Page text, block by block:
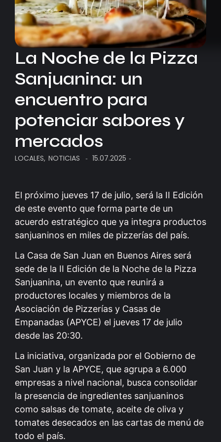
La Noche de la Pizza
Sanjuanina: un
encuentro para
potenciar sabores y
mercados
LOCALES, NOTICIAS - 15.07.2025 -
El próximo jueves 17 de julio, será la II Edición
de este evento que forma parte de un
acuerdo estratégico que ya integra productos
sanjuaninos en miles de pizzerías del país.
La Casa de San Juan en Buenos Aires será
sede de la II Edición de la Noche de la Pizza
Sanjuanina, un evento que reunirá a
productores locales y miembros de la
Asociación de Pizzerías y Casas de
Empanadas (APYCE) el jueves 17 de julio
desde las 20:30.
La iniciativa, organizada por el Gobierno de
San Juan y la APYCE, que agrupa a 6.000
empresas a nivel nacional, busca consolidar
la presencia de ingredientes sanjuaninos
como salsas de tomate, aceite de oliva y
tomates desecados en las cartas de menú de
todo el país.